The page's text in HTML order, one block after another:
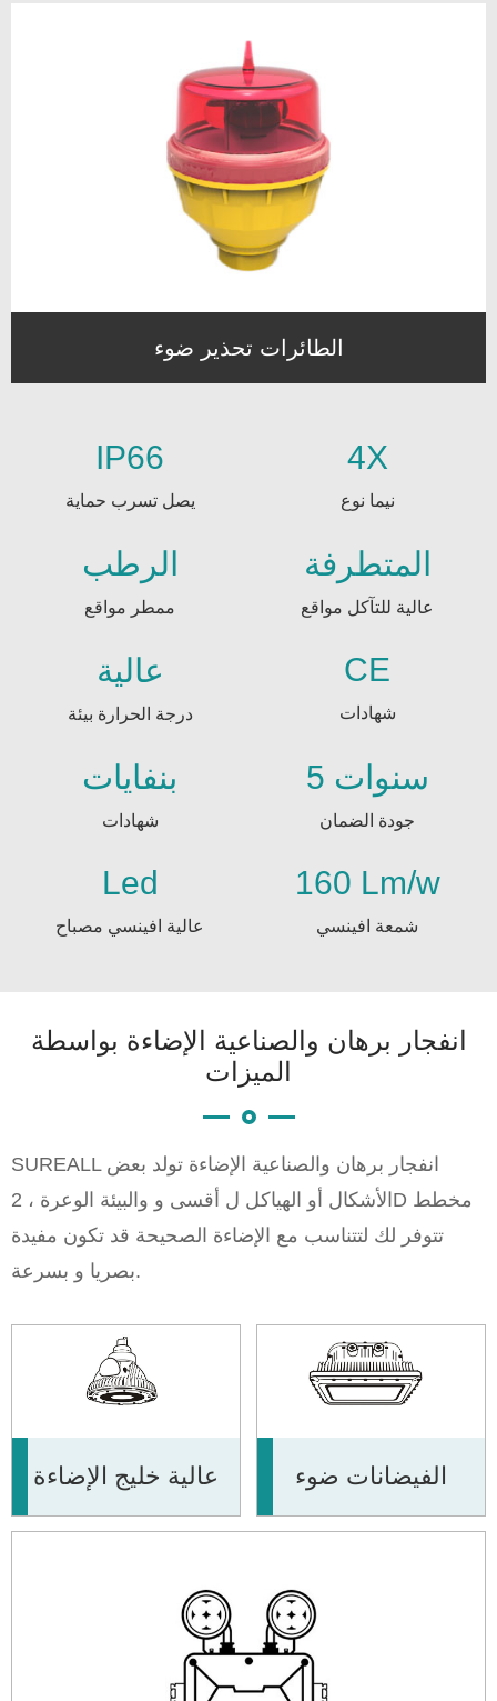
الطائرات تحذير ضوء
IP66
يصل تسرب حماية
4X
نيما نوع
الرطب
ممطر مواقع
المتطرفة
عالية للتآكل مواقع
عالية
درجة الحرارة بيئة
CE
شهادات
بنفايات
شهادات
5 سنوات
جودة الضمان
Led
عالية افينسي مصباح
160 Lm/w
شمعة افينسي
انفجار برهان والصناعية الإضاءة بواسطة
الميزات
SUREALL انفجار برهان والصناعية الإضاءة تولد بعض
الأشكال أو الهياكل ل أقسى و والبيئة الوعرة ، 2D مخطط
تتوفر لك لتتناسب مع الإضاءة الصحيحة قد تكون مفيدة
بصريا و بسرعة.
عالية خليج الإضاءة الفيضانات ضوء